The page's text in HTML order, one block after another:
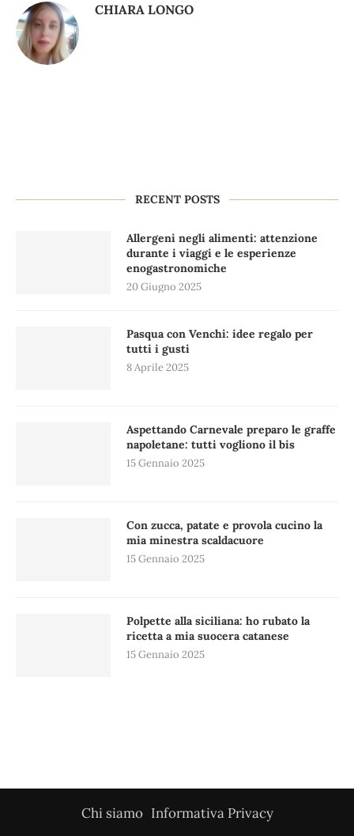
CHIARA LONGO
RECENT POSTS
Allergeni negli alimenti: attenzione
durante i viaggi e le esperienze
enogastronomiche
20 Giugno 2025
Pasqua con Venchi: idee regalo per
tutti i gusti
8 Aprile 2025
Aspettando Carnevale preparo le graffe
napoletane: tutti vogliono il bis
15 Gennaio 2025
Con zucca, patate e provola cucino la
mia minestra scaldacuore
15 Gennaio 2025
Polpette alla siciliana: ho rubato la
ricetta a mia suocera catanese
15 Gennaio 2025
Chi siamo Informativa Privacy